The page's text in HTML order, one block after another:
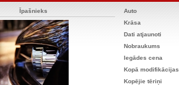
Īpašnieks Auto
Krāsa
Dati atjaunoti
Nobraukums
Iegādes cena
Kopā modifikācijas
Kopējie tēriņi